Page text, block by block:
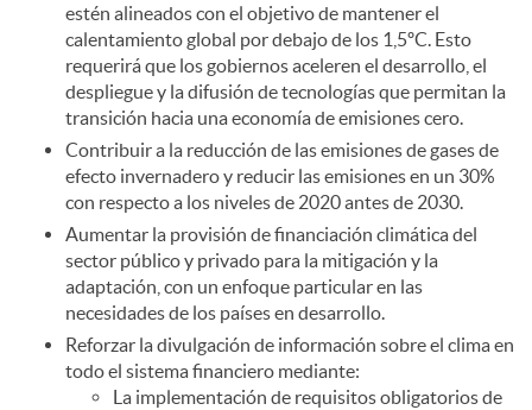
estén alineados con el objetivo de mantener el
calentamiento global por debajo de los 1,5ºC. Esto
requerirá que los gobiernos aceleren el desarrollo, el
despliegue y la difusión de tecnologías que permitan la
transición hacia una economía de emisiones cero.
Contribuir a la reducción de las emisiones de gases de
efecto invernadero y reducir las emisiones en un 30%
con respecto a los niveles de 2020 antes de 2030.
Aumentar la provisión de financiación climática del
sector público y privado para la mitigación y la
adaptación, con un enfoque particular en las
necesidades de los países en desarrollo.
Reforzar la divulgación de información sobre el clima en
todo el sistema financiero mediante:
La implementación de requisitos obligatorios de